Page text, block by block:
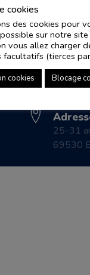
04 78
25-31
69530
cookies
des cookies pour
sur notre
vous allez charger
facultatifs (tierces
cookies Blocage